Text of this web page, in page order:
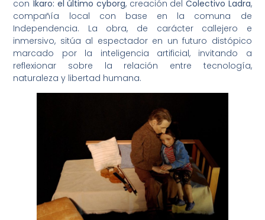
conÍkaro: el último cyborg, creación del Colectivo Ladra,
compañía local con base en la comuna de
Independencia. La obra, de carácter callejero e
inmersivo, sitúa al espectador en un futuro distópico
marcado por la inteligencia artificial, invitando a
reflexionar sobre la relación entre tecnología,
naturaleza y libertad humana.